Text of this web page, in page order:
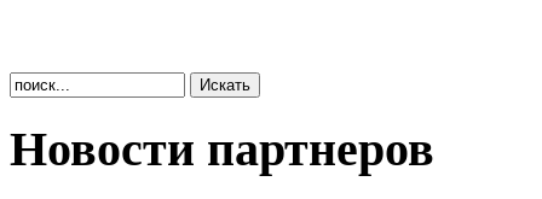
Новости партнеров